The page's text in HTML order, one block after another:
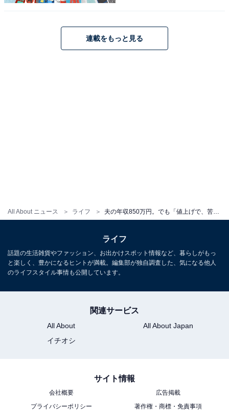
All About ニュース ライフ
連載をもっと見る
ライフ
話題の生活雑貨やファッション、お出かけスポット情報など、暮らしがもっ
と楽しく、豊かになるヒントが満載。編集部が独自調査した、気になる他人
のライフスタイル事情も公開しています。
関連サービス
All About
All About Japan
イチオシ
サイト情報
会社概要
広告掲載
プライバシーポリシー
著作権・商標・免責事項